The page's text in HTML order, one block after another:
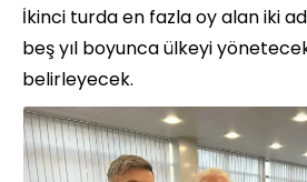
İkinci turda en fazla oy alan iki
beş yıl boyunca ülkeyi
belirleyecek.